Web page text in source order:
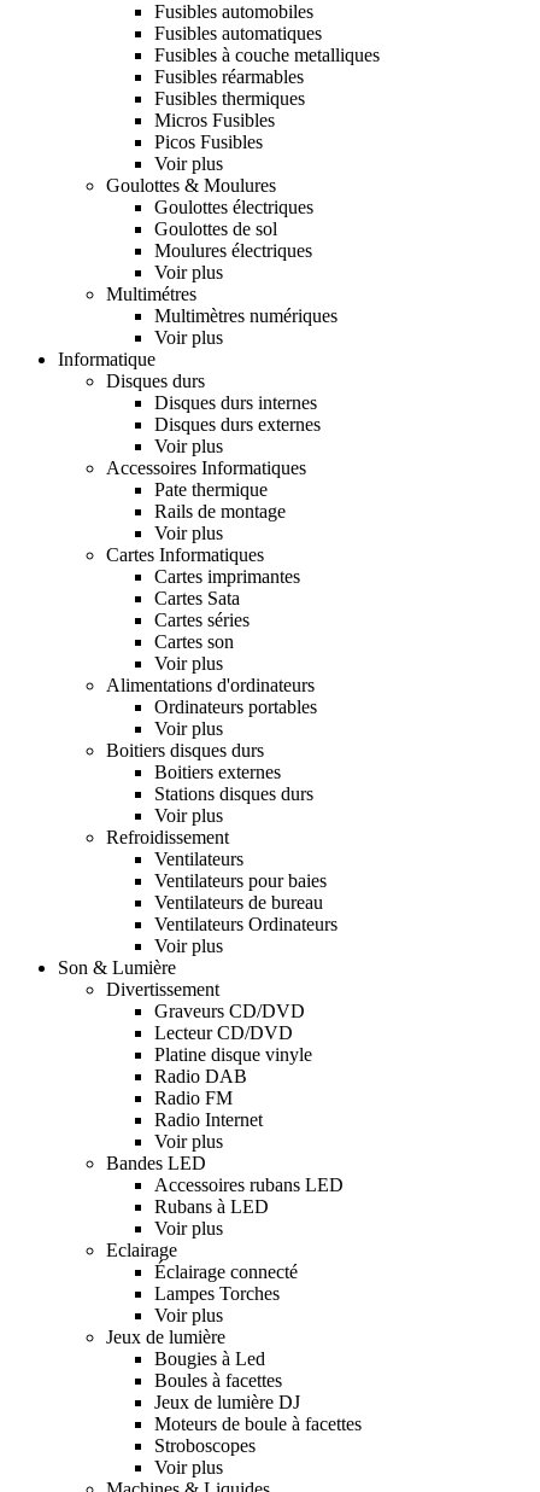
Fusibles automobiles
Fusibles automatiques
Fusibles à couche metalliques
Fusibles réarmables
Fusibles thermiques
Micros Fusibles
Picos Fusibles
Voir plus
Goulottes & Moulures
Goulottes électriques
Goulottes de sol
Moulures électriques
Voir plus
Multimétres
Multimètres numériques
Voir plus
Informatique
Disques durs
Disques durs internes
Disques durs externes
Voir plus
Accessoires Informatiques
Pate thermique
Rails de montage
Voir plus
Cartes Informatiques
Cartes imprimantes
Cartes Sata
Cartes séries
Cartes son
Voir plus
Alimentations d'ordinateurs
Ordinateurs portables
Voir plus
Boitiers disques durs
Boitiers externes
Stations disques durs
Voir plus
Refroidissement
Ventilateurs
Ventilateurs pour baies
Ventilateurs de bureau
Ventilateurs Ordinateurs
Voir plus
Son & Lumière
Divertissement
Graveurs CD/DVD
Lecteur CD/DVD
Platine disque vinyle
Radio DAB
Radio FM
Radio Internet
Voir plus
Bandes LED
Accessoires rubans LED
Rubans à LED
Voir plus
Eclairage
Éclairage connecté
Lampes Torches
Voir plus
Jeux de lumière
Bougies à Led
Boules à facettes
Jeux de lumière DJ
Moteurs de boule à facettes
Stroboscopes
Voir plus